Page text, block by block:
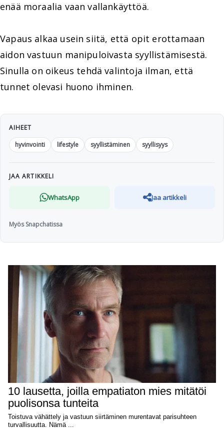
enää moraalia vaan vallankäyttöä.
Vapaus alkaa usein siitä, että opit erottamaan
aidon vastuun manipuloivasta syyllistämisestä.
Sinulla on oikeus tehdä valintoja ilman, että
tunnet olevasi huono ihminen.
AIHEET
hyvinvointi
lifestyle syyllistäminen syyllisyys
JAA ARTIKKELI
WhatsApp Jaa artikkeli
Myös Snapchatissa